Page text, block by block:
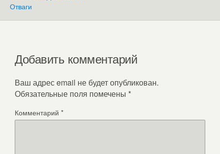
Отваги
Добавить комментарий
Ваш адрес email не будет опубликован.
Обязательные поля помечены *
Комментарий *